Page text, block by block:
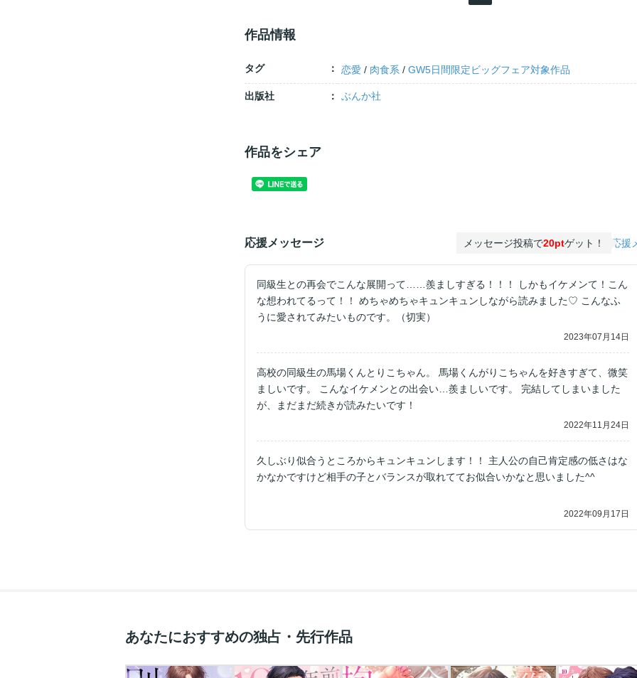
作品情報
タグ 恋愛 / 肉食系 /GW5日間限定ビッグフェア対象作品
出版社 ぶんか社
作品をシェア
応援メッセージ メッセージ投稿で20ptゲット！ 応援
同級生との再会でこんな展開って……羨ましすぎる！！！ しかもイケメンて！こん
な想われてるって！！ めちゃめちゃキュンキュンしながら読みました♡ こんなふ
うに愛されてみたいものです。（切実）
2023年07月14日
高校の同級生の馬場くんとりこちゃん。 馬場くんがりこちゃんを好きすぎて、微笑
ましいです。 こんなイケメンとの出会い…羨ましいです。 完結してしまいました
が、まだまだ続きが読みたいです！
2022年11月24日
久しぶり似合うところからキュンキュンします！！ 主人公の自己肯定感の低さはな
かなかですけど相手の子とバランスが取れててお似合いかなと思いました^^
2022年09月17日
あなたにおすすめの独占・先行作品